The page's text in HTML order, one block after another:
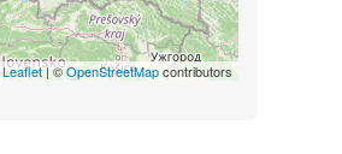
Leaflet| ©OpenStreetMapcontributors